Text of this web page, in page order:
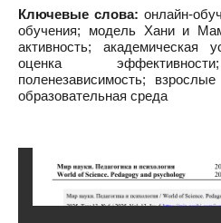
Ключевые слова: онлайн-
обучения; модель Хани и
активность; академическая
оценка
поленезависимость;
образовательная среда